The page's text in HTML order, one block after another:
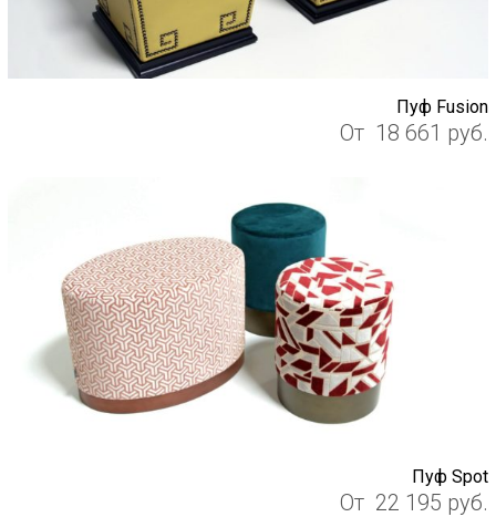
Пуф Fusion
От 18 661 руб.
Пуф Spot
От 22 195 руб.